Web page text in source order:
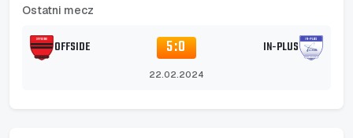
Ostatni mecz
OFFSIDE 5:0 IN-PLUS
22.02.2024